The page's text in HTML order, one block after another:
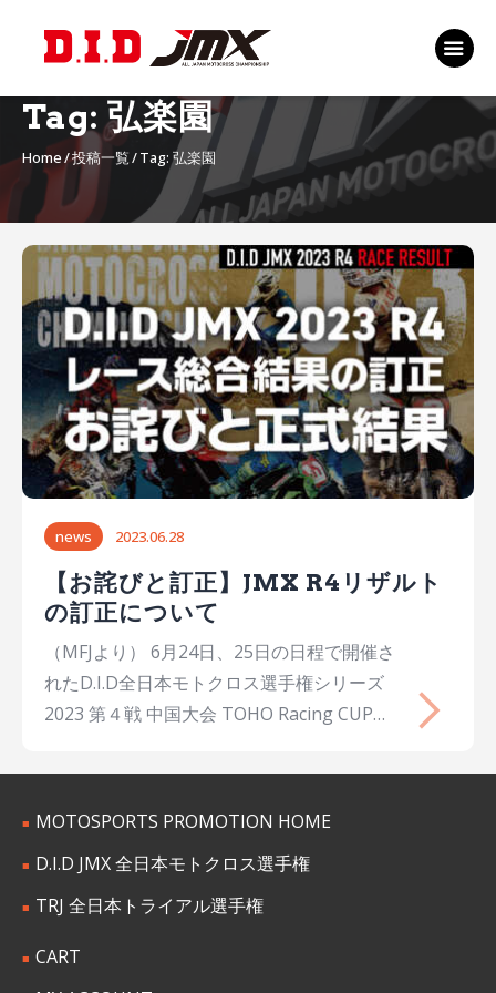
Tag: 弘楽園
Home 投稿一覧 Tag: 弘楽園
TOP
RANKING 2026
RIDERS 2026
SPONSORS
TICKET
MSP Motosports
Promotion TOP
news 2023.06.28
【お詫びと訂正】JMX R4リザルト
の訂正について
（MFJより） 6月24日、25日の日程で開催さ
れたD.I.D全日本モトクロス選手権シリーズ
2023 第４戦 中国大会 TOHO Racing CUPに
ありました。 これを修正し改訂版を正式結
ヒート1決勝スタートリスト IA1ヒート1決勝
(正式) IA1ヒート2決勝(正式) IA1総合結果
ートリスト IA2-A組公式予選(正式) IA2-B組
MOTOSPORTS PROMOTION HOME
D.I.D JMX 全日本モトクロス選手権
TRJ 全日本トライアル選手権
CART